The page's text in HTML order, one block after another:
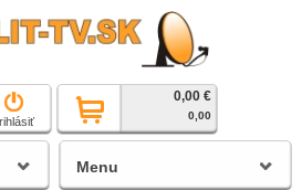
biela technika
prijímače
0,00 €
0,00
Menu